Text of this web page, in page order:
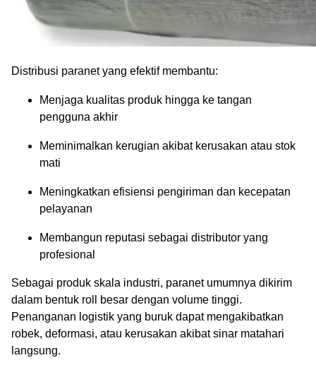
Distribusi paranet yang efektif membantu:
Menjaga kualitas produk hingga ke tangan
pengguna akhir
Meminimalkan kerugian akibat kerusakan atau stok
mati
Meningkatkan efisiensi pengiriman dan kecepatan
pelayanan
Membangun reputasi sebagai distributor yang
profesional
Sebagai produk skala industri, paranet umumnya dikirim
dalam bentuk roll besar dengan volume tinggi.
Penanganan logistik yang buruk dapat mengakibatkan
robek, deformasi, atau kerusakan akibat sinar matahari
langsung.